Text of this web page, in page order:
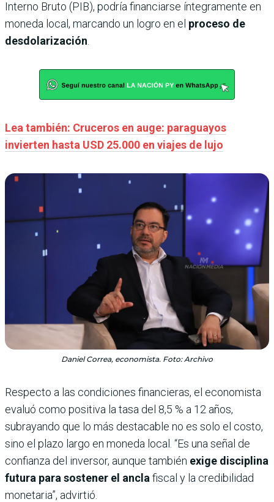
Interno Bruto (PIB), podría financiarse íntegramente en
moneda local, marcando un logro en el proceso de
desdolarización
Lea también: Cruceros en auge: paraguayos
invierten hasta USD 25.000 en viajes de lujo
Daniel Correa, economista. Foto: Archivo
Respecto a las condiciones financieras, el economista
evaluó como positiva la tasa del 8,5 % a 12 años,
subrayando que lo más destacable no es solo el costo,
sino el plazo largo en moneda local. “Es una señal de
confianza del inversor, aunque también exige disciplina
futura para sostener el ancla fiscal y la credibilidad
monetaria”, advirtió.